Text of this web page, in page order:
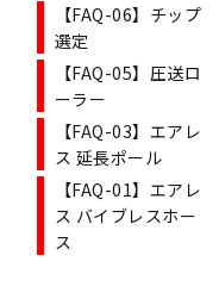
【FAQ-06】チップ
選定
【FAQ-05】圧送ロ
ーラー
【FAQ-03】エアレ
ス 延長ポール
【FAQ-01】エアレ
ス バイブレスホー
ス